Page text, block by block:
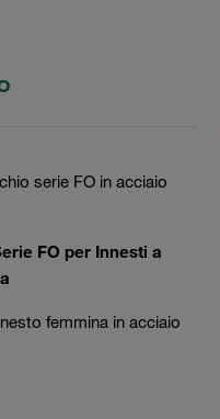
serie FO in acciaio
FO per Innesti a
femmina in acciaio